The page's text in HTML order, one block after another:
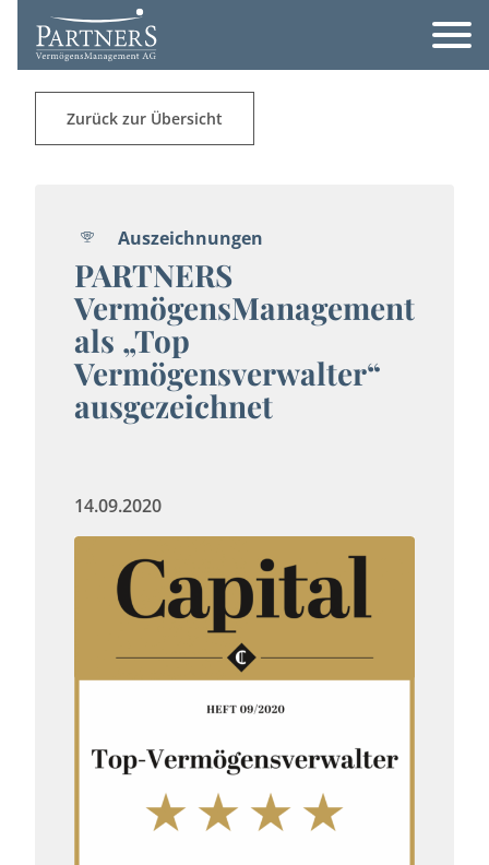
Zurück zur Übersicht
Auszeichnungen
PARTNERS
VermögensManagement
als „Top
Vermögensverwalter“
ausgezeichnet
14.09.2020